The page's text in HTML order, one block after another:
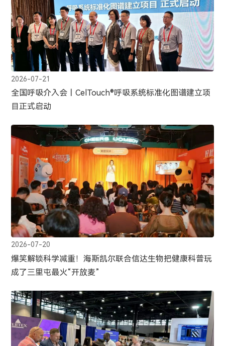
2026-07-21
全国呼吸介入会丨CelTouch®呼吸系统标准化图谱建立项
目正式启动
2026-07-20
爆笑解锁科学减重！海斯凯尔联合信达生物把健康科普玩
成了三里屯最火“开放麦”